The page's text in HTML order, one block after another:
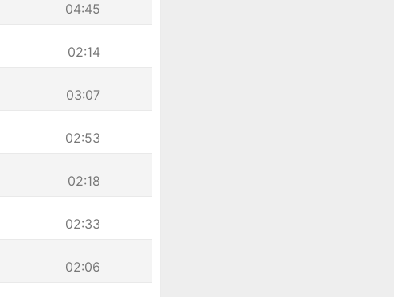
04:45
02:14
03:07
02:53
02:18
02:33
02:06